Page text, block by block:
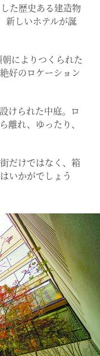
た歴史ある建造物
新しいホテルが誕
によりつくられた
好のロケーション
けられた中庭。ロ
離れ、ゆったり、
だけではなく、箱
いかがでしょう